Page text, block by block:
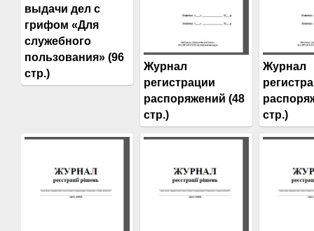
выдачи дел с
грифом «Для
служебного
пользования» (96
стр.)
Журнал
регистрации
распоряжений (48
стр.)
Журнал
стр.)